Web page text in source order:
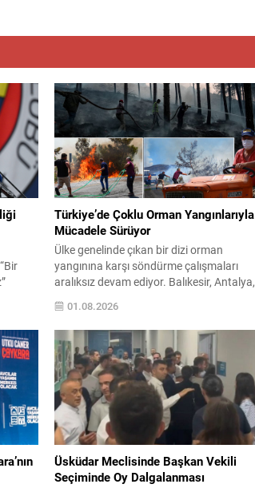
bilgiye
Türkiye’de Çoklu Orman Yangınlarıyla
Mücadele Sürüyor
Ülke genelinde çıkan bir dizi orman
yangınına karşı söndürme çalışmaları
aralıksız devam ediyor. Balıkesir, Antalya,
Kocaeli, İzmir, Aydın ve Muğla başta
olmak üzere birçok noktada ekipler hem
havadan hem karadan yoğun müdahale
yürütüyor. Balıkesir’in Susurluk ilçesindeki
Yıldız Mahallesi’nde başlayan yangın, ilk
etapta 22 saat içinde büyük ölçüde
kontrol altına alınsa...
01.08.2026
Üsküdar Meclisinde Başkan Vekili
Seçiminde Oy Dalgalanması